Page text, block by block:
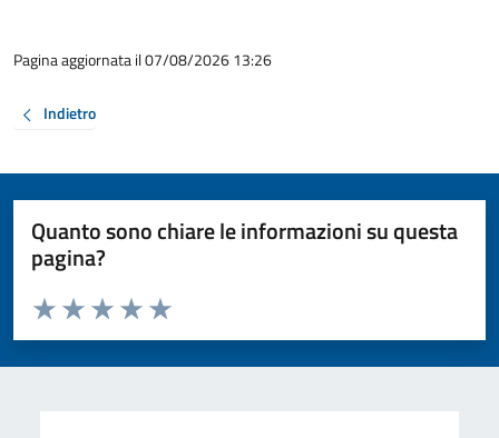
Pagina aggiornata il 07/08/2026 13:26
Indietro
Quanto sono chiare le informazioni su questa
pagina?
Valuta da 1 a 5 stelle la pagina
Valuta 5 stelle su 5
Valuta 4 stelle su 5
Valuta 3 stelle su 5
Valuta 2 stelle su 5
Valuta 1 stelle su 5